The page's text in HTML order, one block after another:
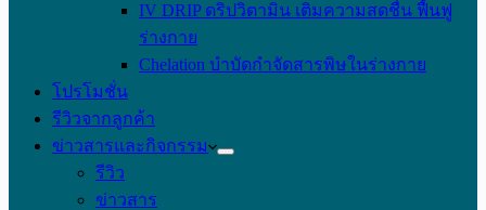
IV DRIP ดริปวิตามิน เติมความสดชื่น ฟื้นฟู
ร่างกาย
Chelation บำบัดกำจัดสารพิษในร่างกาย
โปรโมชั่น
รีวิวจากลูกค้า
ข่าวสารและกิจกรรม
รีวิว
ข่าวสาร